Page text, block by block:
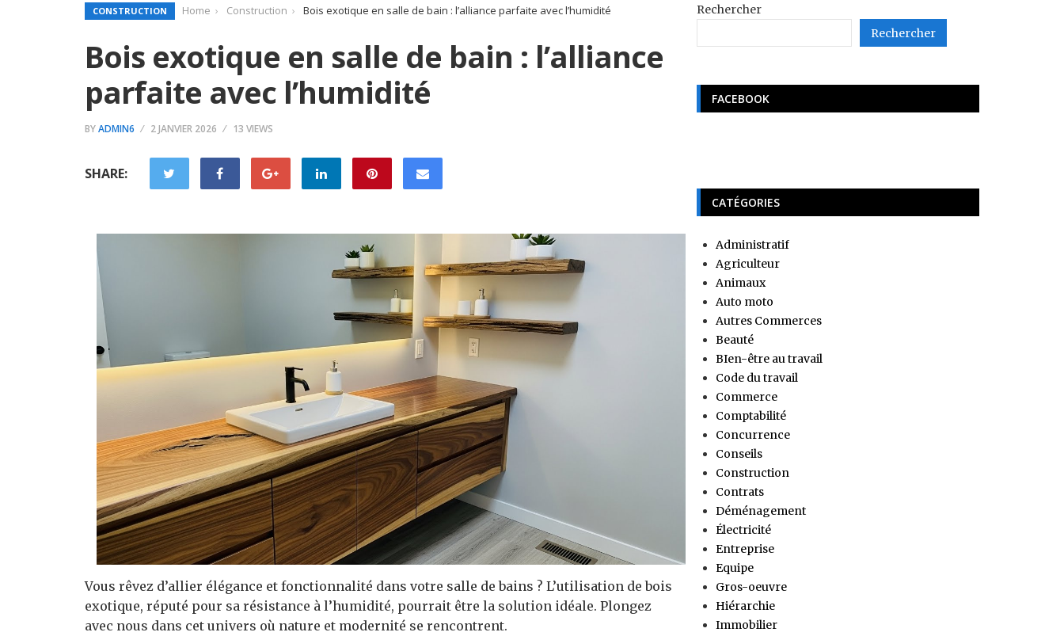
CONSTRUCTION Home Construction Bois exotique en salle de bain : l’alliance parfaite avec l’humidité
Bois exotique en salle de bain : l’alliance
parfaite avec l’humidité
BYADMIN6 2 JANVIER 2026 13 VIEWS
SHARE:
Vous rêvez d’allier élégance et fonctionnalité dans votre salle de bains ? L’utilisation de bois
exotique, réputé pour sa résistance à l’humidité, pourrait être la solution idéale. Plongez
avec nous dans cet univers où nature et modernité se rencontrent.
Rechercher
Rechercher
FACEBOOK
CATÉGORIES
Administratif
Agriculteur
Animaux
Auto moto
Autres Commerces
Beauté
BIen-être au travail
Code du travail
Commerce
Comptabilité
Concurrence
Conseils
Construction
Contrats
Déménagement
Électricité
Entreprise
Equipe
Gros-oeuvre
Hiérarchie
Immobilier